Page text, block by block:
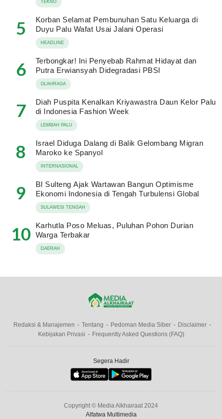
TEKNO
5
Korban Selamat Pembunuhan Satu Keluarga di
Duyu Palu Wafat Usai Jalani Operasi
HEADLINE
6
Terbongkar! Ini Penyebab Rahmat Hidayat dan
Putra Erwiansyah Didegradasi PBSI
OLAHRAGA
7
Diah Puspita Kenalkan Kriyawastra Daun Kelor Palu
di Indonesia Fashion Week
LEMBAH PALU
8
Israel Diduga Dalang di Balik Gelombang Migran
Maroko ke Spanyol
INTERNASIONAL
9
BI Sulteng Ajak Wartawan Bangun Optimisme
Ekonomi Indonesia di Tengah Turbulensi Global
SULAWESI TENGAH
10
Karhutla Poso Meluas, Puluhan Pohon Durian
Warga Terbakar
DAERAH
Redaksi & Manajemen Tentang Pedoman Media Siber
Disclaimer
Kebijakan Privasi
Frequently Asked Questions (FAQ)
Segera Hadir
Copyright © Media Alkhairaat 2024
Alfatwa Multimedia